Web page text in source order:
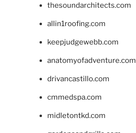
thesoundarchitects.com
allin1roofing.com
keepjudgewebb.com
anatomyofadventure.com
drivancastillo.com
cmmedspa.com
midletontkd.com